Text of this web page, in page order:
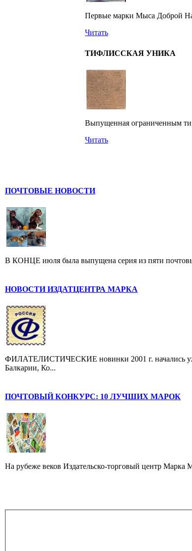
Первые марки Мыса Доброй
Читать
ТИФЛИССКАЯ УНИКА
Выпущенная ограниченным
Читать
ПОЧТОВЫЕ НОВОСТИ
В КОНЦЕ июля была выпущена серия из пяти
НОВОСТИ ИЗДАТЦЕНТРА МАРКА
ФИЛАТЕЛИСТИЧЕСКИЕ новинки 2001 г. начались уже
Балкарии, Ко...
ПОЧТОВЫЙ КОНКУРС: 10 ЛУЧШИХ МАРОК
На рубеже веков Издательско-торговый центр